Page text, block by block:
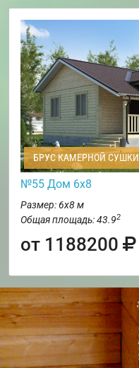
БРУС КАМЕРНОЙ СУШКИ
№55 Дом 6х8
Размер: 6х8 м
Общая площадь: 43.92
от 1188200